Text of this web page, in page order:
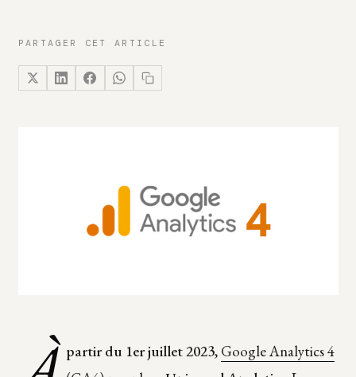
PARTAGER CET ARTICLE
partir du 1er juillet 2023, Google Analytics 4